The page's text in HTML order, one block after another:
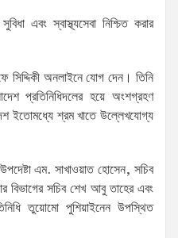
এবং স্বাস্থ্যসেবা নিশ্চিত করার
সিদ্দিকী অনলাইনে যোগ দেন। তিনি
প্রতিনিধিদলের হয়ে অংশগ্রহণ
ইতোমধ্যে শ্রম খাতে উল্লেখযোগ্য
এম. সাখাওয়াত হোসেন, সচিব
সচিব শেখ আবু তাহের এবং
তুয়োমো পুশিয়াইনেন উপস্থিত